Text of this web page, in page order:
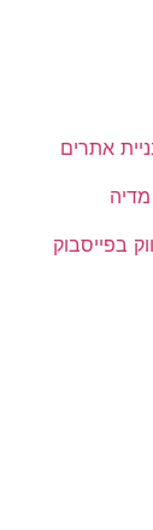
אתרים
בפייסבוק